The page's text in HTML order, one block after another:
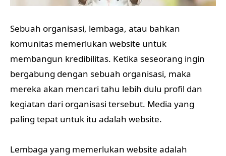
Sebuah organisasi, lembaga, atau bahkan
komunitas memerlukan website untuk
membangun kredibilitas. Ketika seseorang ingin
bergabung dengan sebuah organisasi, maka
mereka akan mencari tahu lebih dulu profil dan
kegiatan dari organisasi tersebut. Media yang
paling tepat untuk itu adalah website.
Lembaga yang memerlukan website adalah